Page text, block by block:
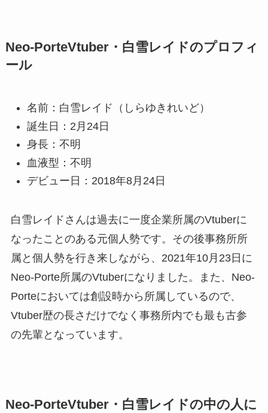
Neo-PorteVtuber・白雪レイドのプロフィ
ール
名前：白雪レイド（しらゆきれいど）
誕生日：2月24日
身長：不明
血液型：不明
デビュー日：2018年8月24日
白雪レイドさんは過去に一度企業所属のVtuberに
なったことのある元個人勢です。その後事務所所
属と個人勢を行き来しながら、2021年10月23日に
Neo-Porte所属のVtuberになりました。また、Neo-
Porteにおいては創設時から所属しているので、
Vtuber歴の長さだけでなく事務所内でも最も古参
の先輩となっています。
Neo-PorteVtuber・白雪レイドの中の人に